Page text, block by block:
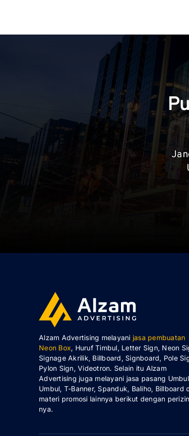
Alzam Advertising melayani jasa pembuatan
Neon Box, Huruf Timbul, Letter Sign, Neon
Signage Akrilik, Billboard, Signboard, Pole
Pylon Sign, Videotron. Selain itu Alzam
Advertising juga melayani jasa pasang
Umbul, T-Banner, Spanduk, Baliho, Billboard
materi promosi lainnya berikut dengan
nya.